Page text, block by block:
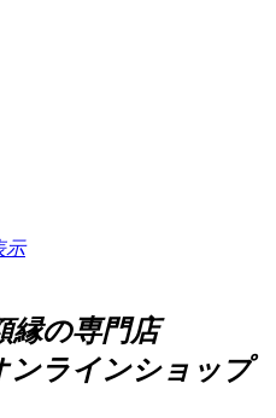
示
縁の専門店
ンラインショップ